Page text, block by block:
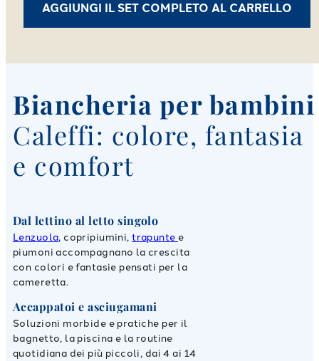
AGGIUNGI IL SET COMPLETO AL CARRELLO
Biancheria per bambini
Caleffi: colore, fantasia
e comfort
Dal lettino al letto singolo
Lenzuola, copripiumini,trapunte e
piumoni accompagnano la crescita
con colori e fantasie pensati per la
cameretta.
Accappatoi e asciugamani
Soluzioni morbide e pratiche per il
bagnetto, la piscina e la routine
quotidiana dei più piccoli, dai 4 ai 14